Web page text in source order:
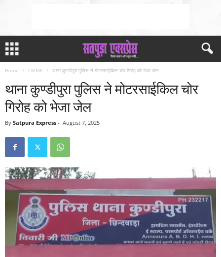
Home CRIME थाना कुण्डीपुरा पुलिस ने मोटरसाईकिल चोर गिरोह को भेजा जेल
थाना कुण्डीपुरा पुलिस ने मोटरसाईकिल चोर
गिरोह को भेजा जेल
By Satpura Express - August 7, 2025